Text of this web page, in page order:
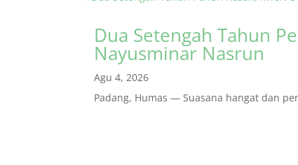
Dua Setengah Tahun
Nayusminar Nasrun
Agu 4, 2026
Padang, Humas — Suasana hangat dan